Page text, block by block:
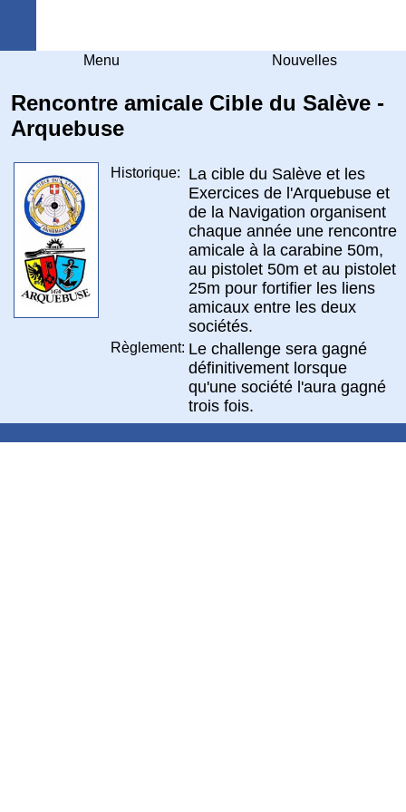
Menu Nouvelles
Rencontre amicale Cible du Salève -
Arquebuse
Historique:
La cible du Salève et les
Exercices de l'Arquebuse et
de la Navigation organisent
chaque année une rencontre
amicale à la carabine 50m,
au pistolet 50m et au pistolet
25m pour fortifier les liens
amicaux entre les deux
sociétés.
Règlement: Le challenge sera gagné
définitivement lorsque
qu'une société l'aura gagné
trois fois.